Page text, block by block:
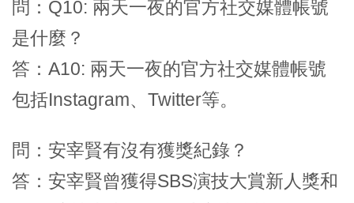
問：Q10: 兩天一夜的官方社交媒體帳號
是什麼？
答：A10: 兩天一夜的官方社交媒體帳號
包括Instagram、Twitter等。
問：安宰賢有沒有獲獎紀錄？
答：安宰賢曾獲得SBS演技大賞新人獎和